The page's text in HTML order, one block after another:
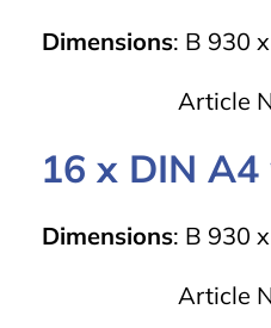
Dimensions: B 930
Article
16 x DIN
Dimensions: B 930
Article